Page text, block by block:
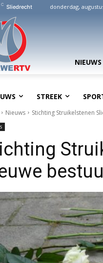
C Sliedrecht donderdag,
NIEUWS
STREEK
Nieuws Stichting Struikelstenen